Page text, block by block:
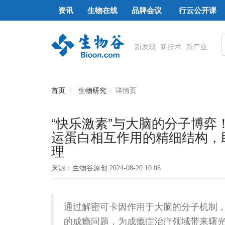
资讯 生物在线 品牌会议 行云公开课
首页 生物研究 详情页
“快乐激素”与大脑的分子博
运蛋白相互作用的精细结构
理
来源：生物谷原创 2024-08-20 10:06
通过解密可卡因作用于大脑的分子机制
的成瘾问题，为成瘾症治疗领域带来曙